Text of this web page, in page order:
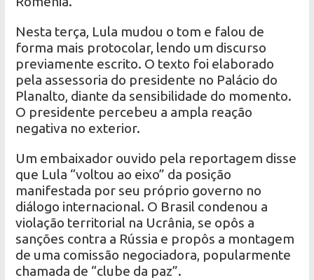
Nesta terça, Lula mudou o tom e falou de
forma mais protocolar, lendo um discurso
previamente escrito. O texto foi elaborado
pela assessoria do presidente no Palácio do
Planalto, diante da sensibilidade do momento.
O presidente percebeu a ampla reação
negativa no exterior.
Um embaixador ouvido pela reportagem disse
que Lula “voltou ao eixo” da posição
manifestada por seu próprio governo no
diálogo internacional. O Brasil condenou a
violação territorial na Ucrânia, se opôs a
sanções contra a Rússia e propôs a montagem
de uma comissão negociadora, popularmente
chamada de “clube da paz”.